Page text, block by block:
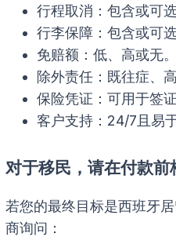
行程取消：包含或可选
行李保障：包含或可选
免赔额：低、高或无。
除外责任：既往症、
保险凭证：可用于签
客户支持：24/7且易于
对于移民，请在付款前
若您的最终目标是西班牙
商询问：